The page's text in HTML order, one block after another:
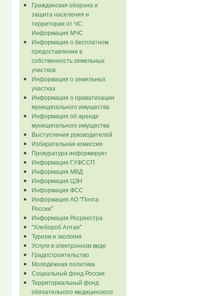
Гражданская оборона и
защита населения и
территории от ЧС.
Информация МЧС
Информация о бесплатном
предоставлении в
собственность земельных
участков
Информация о земельных
участках
Информация о приватизации
муниципального имущества
Информация об аренде
муниципального имущества
Выступления руководителей
Избирательная комиссия
Прокуратура информирует
Информация ГУФССП
Информация МВД
Информация ЦЗН
Информация ФСС
Информация АО "Почта
России"
Информация Росреестра
"Хлебороб Алтая"
Туризм и экология
Услуги в электронном виде
Градостроительство
Молодёжная политика
Социальный фонд России
Территориальный фонд
обязательного медицинского